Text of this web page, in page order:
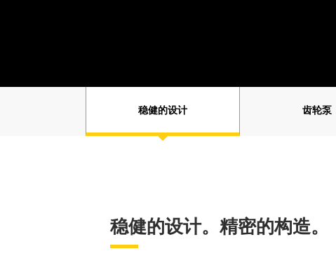
稳健的设计 齿轮泵
稳健的设计。精密的构造。